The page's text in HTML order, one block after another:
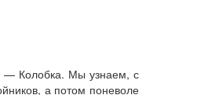
— Колобка. Мы узнаем, с
а потом поневоле